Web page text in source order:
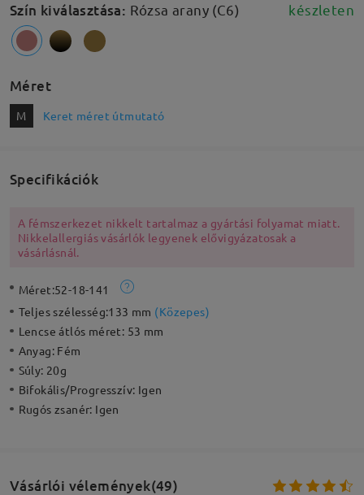
Szín kiválasztása: Rózsa arany (C6) készleten
Méret
M Keret méret útmutató
Specifikációk
A fémszerkezet nikkelt tartalmaz a gyártási folyamat miatt.
Nikkelallergiás vásárlók legyenek elővigyázatosak a
vásárlásnál.
Méret:52-18-141
Teljes szélesség:133 mm (Közepes)
Lencse átlós méret: 53 mm
Anyag: Fém
Súly: 20g
Bifokális/Progresszív: Igen
Rugós zsanér: Igen
Vásárlói vélemények(49)